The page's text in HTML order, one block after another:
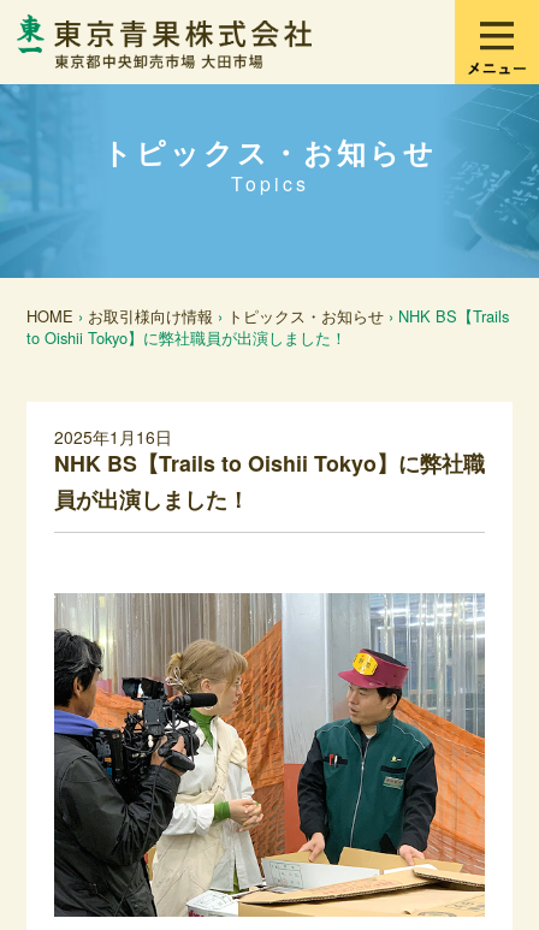
トピックス・お知らせ
Topics
HOME › お取引様向け情報 › トピックス・お知らせ › NHK BS【Trails
to Oishii Tokyo】に弊社職員が出演しました！
2025年1月16日
NHK BS【Trails to Oishii Tokyo】に弊社職
員が出演しました！